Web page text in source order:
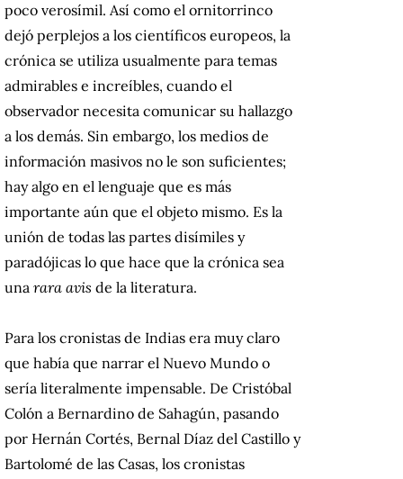
poco verosímil. Así como el ornitorrinco
dejó perplejos a los científicos europeos, la
crónica se utiliza usualmente para temas
admirables e increíbles, cuando el
observador necesita comunicar su hallazgo
a los demás. Sin embargo, los medios de
información masivos no le son suficientes;
hay algo en el lenguaje que es más
importante aún que el objeto mismo. Es la
unión de todas las partes disímiles y
paradójicas lo que hace que la crónica sea
una rara avis de la literatura.
Para los cronistas de Indias era muy claro
que había que narrar el Nuevo Mundo o
sería literalmente impensable. De Cristóbal
Colón a Bernardino de Sahagún, pasando
por Hernán Cortés, Bernal Díaz del Castillo y
Bartolomé de las Casas, los cronistas